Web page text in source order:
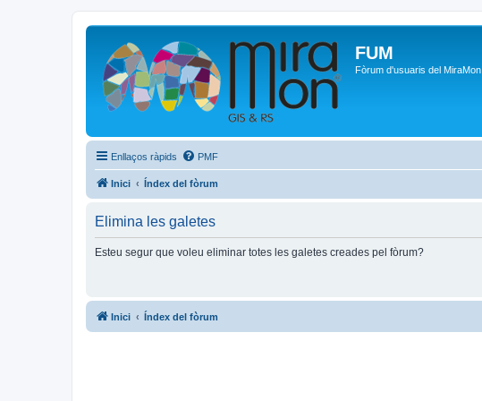
FUM
Fòrum d'usuaris del MiraMon
Enllaços ràpids PMF
Inici Índex del fòrum
Elimina les galetes
Esteu segur que voleu eliminar totes les galetes creades pel fòrum?
Inici Índex del fòrum